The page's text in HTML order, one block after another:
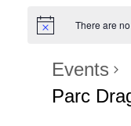
There are
Events
Parc